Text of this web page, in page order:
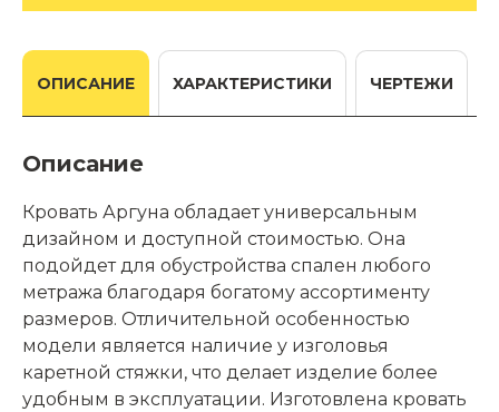
ОПИСАНИЕ ХАРАКТЕРИСТИКИ ЧЕРТЕЖИ
Описание
Кровать Аргуна обладает универсальным
дизайном и доступной стоимостью. Она
подойдет для обустройства спален любого
метража благодаря богатому ассортименту
размеров. Отличительной особенностью
модели является наличие у изголовья
каретной стяжки, что делает изделие более
удобным в эксплуатации. Изготовлена кровать